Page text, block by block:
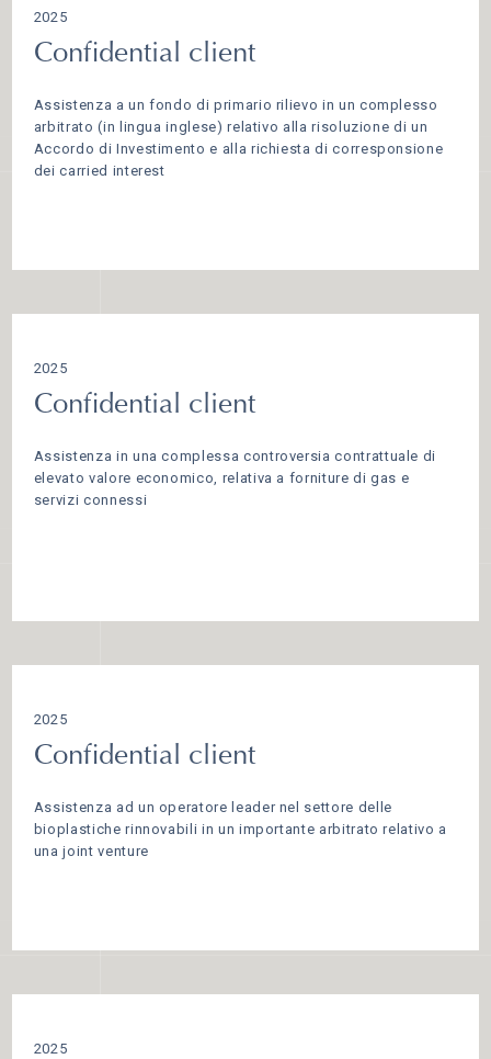
2025
Confidential client
Assistenza a un fondo di primario rilievo in un complesso
arbitrato (in lingua inglese) relativo alla risoluzione di un
Accordo di Investimento e alla richiesta di corresponsione
dei carried interest
2025
Confidential client
Assistenza in una complessa controversia contrattuale di
elevato valore economico, relativa a forniture di gas e
servizi connessi
2025
Confidential client
Assistenza ad un operatore leader nel settore delle
bioplastiche rinnovabili in un importante arbitrato relativo a
una joint venture
2025